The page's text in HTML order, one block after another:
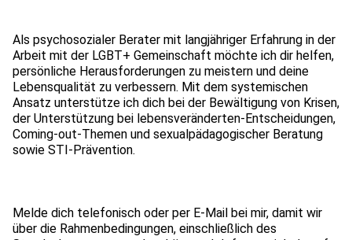
Als psychosozialer Berater mit langjähriger Erfahrung in der
Arbeit mit der LGBT+ Gemeinschaft möchte ich dir helfen,
persönliche Herausforderungen zu meistern und deine
Lebensqualität zu verbessern. Mit dem systemischen
Ansatz unterstütze ich dich bei der Bewältigung von Krisen,
der Unterstützung bei lebensveränderten-Entscheidungen,
Coming-out-Themen und sexualpädagogischer Beratung
sowie STI-Prävention.
Melde dich telefonisch oder per E-Mail bei mir, damit wir
über die Rahmenbedingungen, einschließlich des